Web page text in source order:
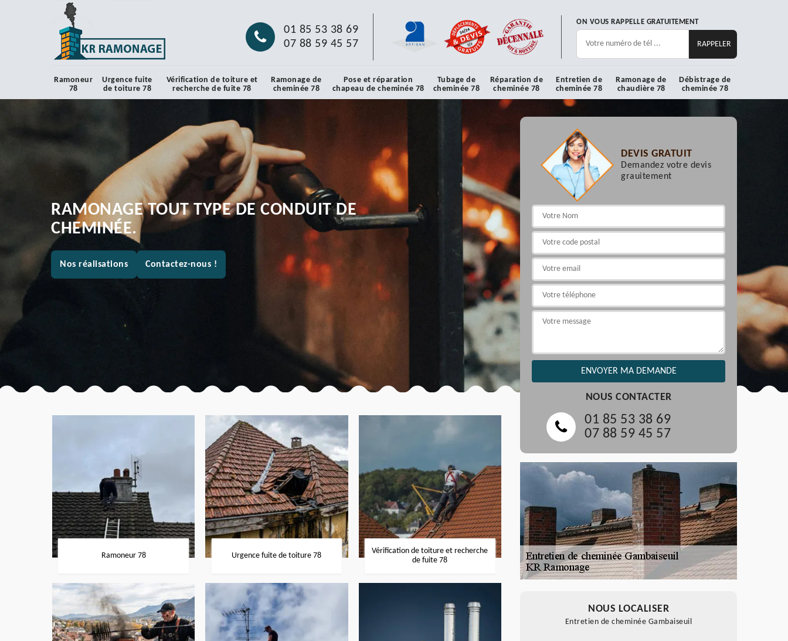
01 85 53 38 69
07 88 59 45 57
ON VOUS RAPPELLE GRATUITEMENT
Ramoneur
78
Urgence fuite
de toiture 78
Vérification de toiture et
recherche de fuite 78
Ramonage de
cheminée 78
Pose et réparation
chapeau de cheminée 78
Tubage de
cheminée 78
Réparation de
cheminée 78
Entretien de
cheminée 78
Ramonage de
chaudière 78
Débistrage de
cheminée 78
RAMONAGE TOUT TYPE DE CONDUIT DE
CHEMINÉE.
Nos réalisations Contactez-nous !
Ramoneur 78 Urgence fuite de toiture 78
Vérification de toiture et recherche
de fuite 78
DEVIS GRATUIT
Demandez votre devis
grauitement
NOUS CONTACTER
01 85 53 38 69
07 88 59 45 57
NOUS LOCALISER
Entretien de cheminée Gambaiseuil